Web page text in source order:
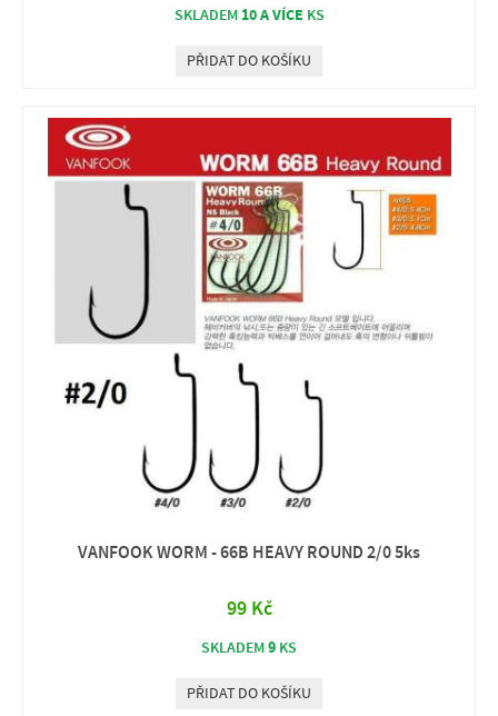
SKLADEM 10 A VÍCE KS
PŘIDAT DO KOŠÍKU
VANFOOK WORM - 66B HEAVY ROUND 2/0 5ks
99 Kč
SKLADEM9 KS
PŘIDAT DO KOŠÍKU